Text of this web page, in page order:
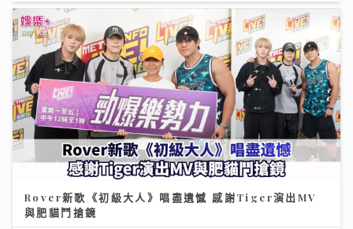
Rover新歌《初級大人》唱盡遺憾 感謝Tiger演出MV
與肥貓鬥搶鏡